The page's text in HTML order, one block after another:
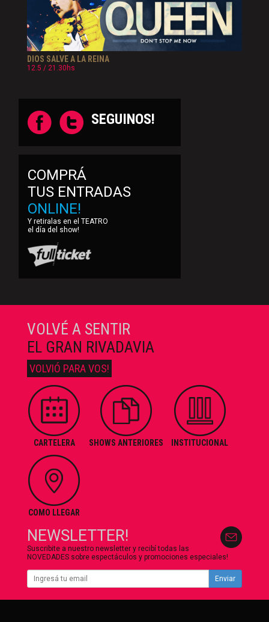
DIOS SALVE A LA REINA
12.5 / 21.30hs
SEGUINOS!
COMPRÁ
TUS ENTRADAS
ONLINE!
Y retiralas en el TEATRO
el día del show!
VOLVÉ A SENTIR
EL GRAN RIVADAVIA
VOLVIÓ PARA VOS!
CARTELERA SHOWS ANTERIORES INSTITUCIONAL
COMO LLEGAR
NEWSLETTER!
Suscribite a nuestro newsletter y recibí todas las
NOVEDADES sobre espectáculos y promociones especiales!
Enviar